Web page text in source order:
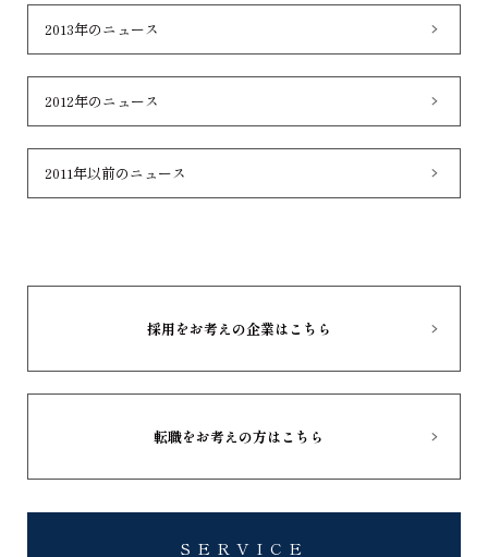
2013年のニュース
2012年のニュース
2011年以前のニュース
採用をお考えの企業はこちら
転職をお考えの方はこちら
SERVICE